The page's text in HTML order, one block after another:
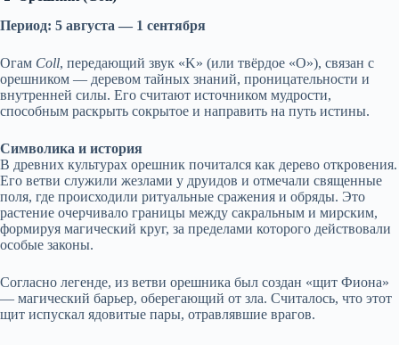
Период: 5 августа — 1 сентября
Огам Coll, передающий звук «K» (или твёрдое «О»), связан с
орешником — деревом тайных знаний, проницательности и
внутренней силы. Его считают источником мудрости,
способным раскрыть сокрытое и направить на путь истины.
Символика и история
В древних культурах орешник почитался как дерево откровения.
Его ветви служили жезлами у друидов и отмечали священные
поля, где происходили ритуальные сражения и обряды. Это
растение очерчивало границы между сакральным и мирским,
формируя магический круг, за пределами которого действовали
особые законы.
Согласно легенде, из ветви орешника был создан «щит Фиона»
— магический барьер, оберегающий от зла. Считалось, что этот
щит испускал ядовитые пары, отравлявшие врагов.